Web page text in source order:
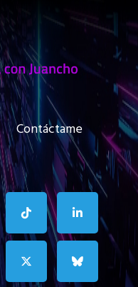
Contáctame